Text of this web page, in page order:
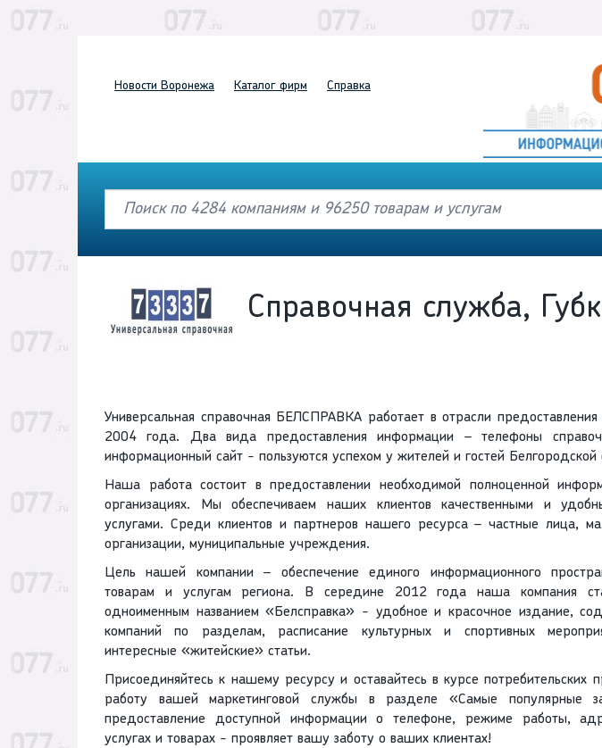
Новости Воронежа Каталог фирм Справка
Справочная служба,
Универсальная справочная БЕЛСПРАВКА работает в отрасли
2004 года. Два вида предоставления информации – телефоны
информационный сайт - пользуются успехом у жителей и гостей Белгородской
Наша работа состоит в предоставлении необходимой полноценной
организациях. Мы обеспечиваем наших клиентов качественными и
услугами. Среди клиентов и партнеров нашего ресурса – частные лица,
организации, муниципальные учреждения.
Цель нашей компании – обеспечение единого информационного
товарам и услугам региона. В середине 2012 года наша компания
одноименным названием «Белсправка» - удобное и красочное издание,
компаний по разделам, расписание культурных и спортивных
интересные «житейские» статьи.
Присоединяйтесь к нашему ресурсу и оставайтесь в курсе потребительских
работу вашей маркетинговой службы в разделе «Самые популярные
предоставление доступной информации о телефоне, режиме работы,
услугах и товарах - проявляет вашу заботу о ваших клиентах!